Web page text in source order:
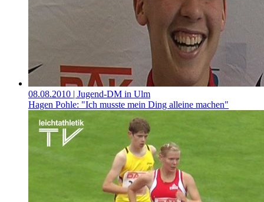
08.08.2010 | Jugend-DM in Ulm
Hagen Pohle: "Ich musste mein Ding alleine machen"